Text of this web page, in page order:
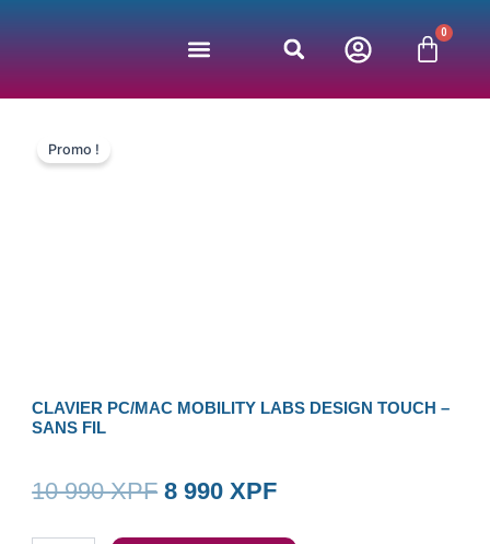
0
Promo !
CLAVIER PC/MAC MOBILITY LABS DESIGN TOUCH –
SANS FIL
10 990XPF Le
8 990 XPFLe